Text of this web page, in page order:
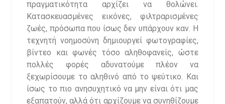
πραγματικότητα αρχίζει να θολώνει.
Κατασκευασμένες εικόνες, φιλτραρισμένες
ζωές, πρόσωπα που ίσως δεν υπάρχουν καν. Η
τεχνητή νοημοσύνη δημιουργεί φωτογραφίες,
βίντεο και φωνές τόσο αληθοφανείς, ώστε
πολλές φορές αδυνατούμε πλέον να
ξεχωρίσουμε το αληθινό από το ψεύτικο. Και
ίσως το πιο ανησυχητικό να μην είναι ότι μας
εξαπατούν, αλλά ότι αρχίζουμε να συνηθίζουμε